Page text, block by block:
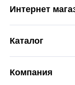
Интернет
Каталог
Компания